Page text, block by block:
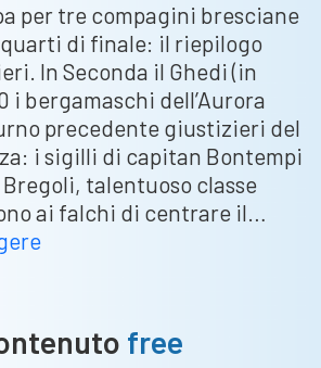
per tre compagini bresciane
di finale: il riepilogo
In Seconda il Ghedi (in
i bergamaschi dell’Aurora
precedente giustizieri del
i sigilli di capitan Bontempi
talentuoso classe
ai falchi di centrare il…
Coppa
Azzurra free